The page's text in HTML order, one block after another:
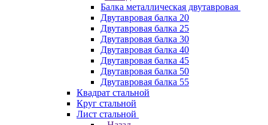
Балка металлическая двутавровая
Двутавровая балка 20
Двутавровая балка 25
Двутавровая балка 30
Двутавровая балка 40
Двутавровая балка 45
Двутавровая балка 50
Двутавровая балка 55
Квадрат стальной
Круг стальной
Лист стальной